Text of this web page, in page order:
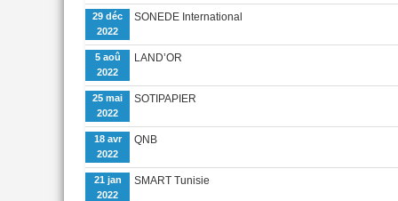
29 déc
2022
SONEDE International
5 aoû
2022
LAND’OR
25 mai
2022
SOTIPAPIER
18 avr
2022
QNB
21 jan
2022
SMART Tunisie